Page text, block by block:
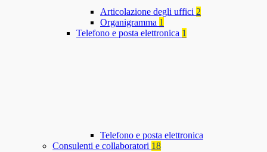
Articolazione degli uffici 2
Organigramma 1
Telefono e posta elettronica 1
Telefono e posta elettronica
Consulenti e collaboratori 18